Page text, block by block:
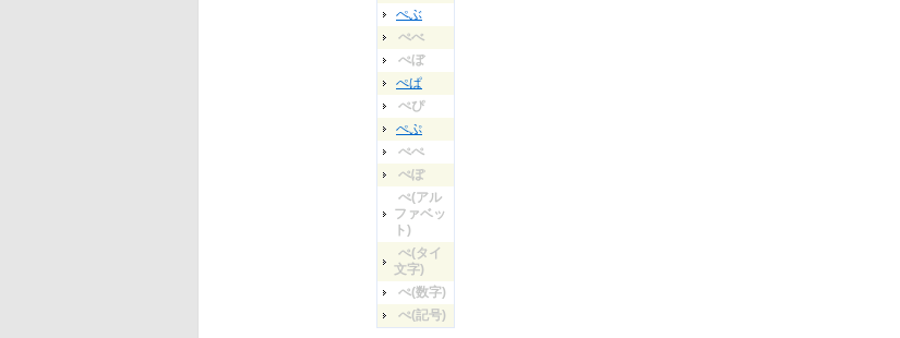
ぺぶ
ぺべ
ぺぼ
ぺぱ
ぺぴ
ぺぷ
ぺぺ
ぺぽ
ぺ(アル
ファベッ
ト)
ぺ(タイ
文字)
ぺ(数字)
ぺ(記号)